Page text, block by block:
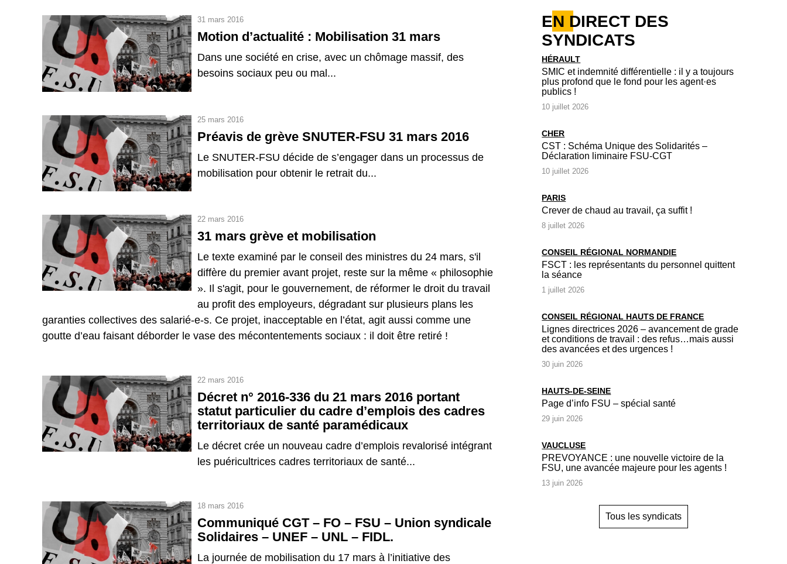
31 mars 2016
Motion d’actualité : Mobilisation 31 mars
Dans une société en crise, avec un chômage massif, des
besoins sociaux peu ou mal...
25 mars 2016
Préavis de grève SNUTER-FSU 31 mars 2016
Le SNUTER-FSU décide de s’engager dans un processus de
mobilisation pour obtenir le retrait du...
22 mars 2016
31 mars grève et mobilisation
Le texte examiné par le conseil des ministres du 24 mars, s'il
diffère du premier avant projet, reste sur la même « philosophie
». Il s'agit, pour le gouvernement, de réformer le droit du travail
au profit des employeurs, dégradant sur plusieurs plans les
garanties collectives des salarié-e-s. Ce projet, inacceptable en l’état, agit aussi comme une
goutte d’eau faisant déborder le vase des mécontentements sociaux : il doit être retiré !
22 mars 2016
Décret n° 2016-336 du 21 mars 2016 portant
statut particulier du cadre d’emplois des cadres
territoriaux de santé paramédicaux
Le décret crée un nouveau cadre d’emplois revalorisé intégrant
les puéricultrices cadres territoriaux de santé...
18 mars 2016
Communiqué CGT – FO – FSU – Union syndicale
Solidaires – UNEF – UNL – FIDL.
La journée de mobilisation du 17 mars à l’initiative des
EN DIRECT DES
SYNDICATS
HÉRAULT
SMIC et indemnité différentielle : il y a toujours
plus profond que le fond pour les agent·es
publics !
10 juillet 2026
CHER
CST : Schéma Unique des Solidarités –
Déclaration liminaire FSU-CGT
10 juillet 2026
PARIS
Crever de chaud au travail, ça suffit !
8 juillet 2026
CONSEIL RÉGIONAL NORMANDIE
FSCT : les représentants du personnel quittent
la séance
1 juillet 2026
CONSEIL RÉGIONAL HAUTS DE FRANCE
Lignes directrices 2026 – avancement de grade
et conditions de travail : des refus…mais aussi
des avancées et des urgences !
30 juin 2026
HAUTS-DE-SEINE
Page d’info FSU – spécial santé
29 juin 2026
VAUCLUSE
PREVOYANCE : une nouvelle victoire de la
FSU, une avancée majeure pour les agents !
13 juin 2026
Tous les syndicats